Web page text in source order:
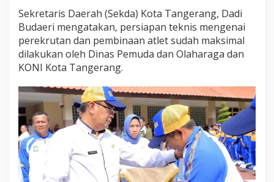
Sekretaris Daerah (Sekda) Kota Tangerang, Dadi
Budaeri mengatakan, persiapan teknis mengenai
perekrutan dan pembinaan atlet sudah maksimal
dilakukan oleh Dinas Pemuda dan Olaharaga dan
KONI Kota Tangerang.